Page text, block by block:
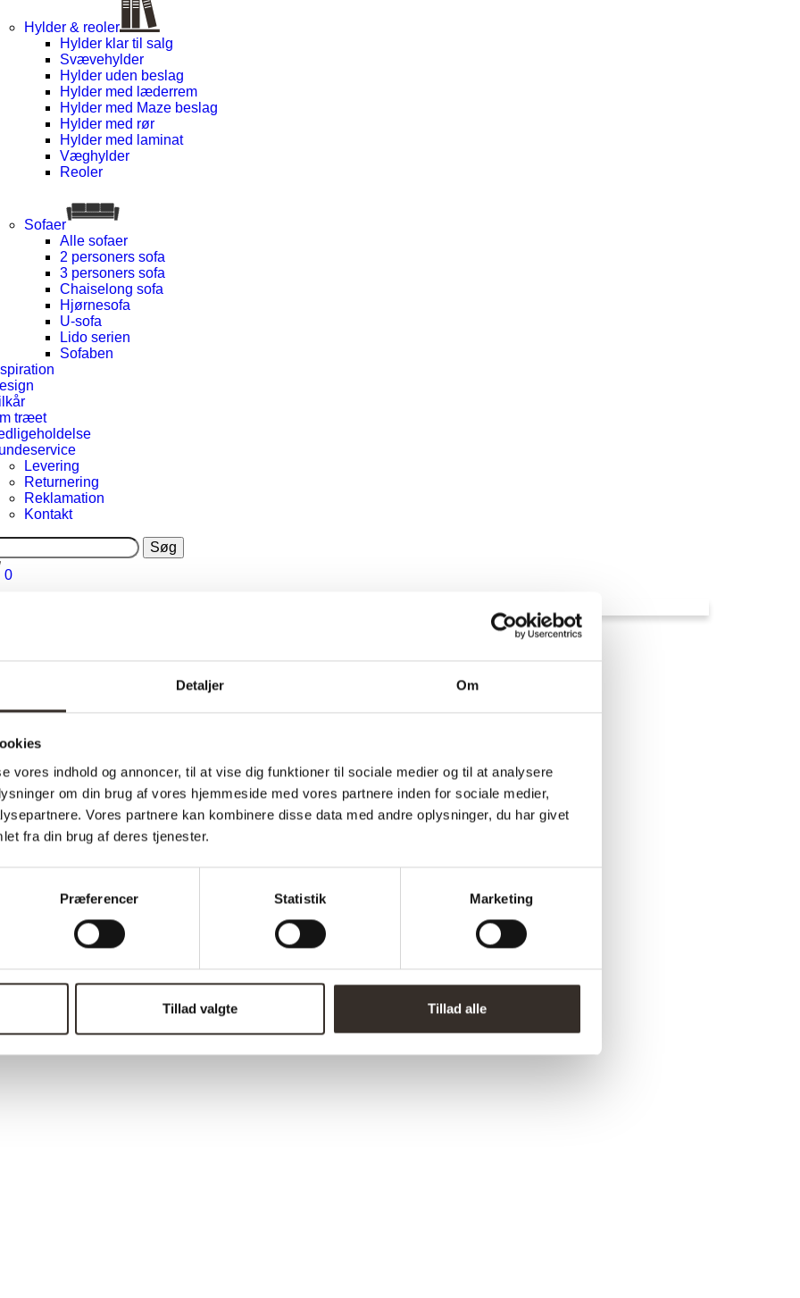
Detaljer Om
vores indhold og annoncer, til at vise dig funktioner til sociale medier og til at analysere
om din brug af vores hjemmeside med vores partnere inden for sociale medier,
Vores partnere kan kombinere disse data med andre oplysninger, du har givet
fra din brug af deres tjenester.
Præferencer Statistik Marketing
Tillad valgte Tillad alle
Hylder & reoler
Hylder klar til salg
Svævehylder
Hylder uden beslag
Hylder med læderrem
Hylder med Maze beslag
Hylder med rør
Hylder med laminat
Væghylder
Reoler
Sofaer
Alle sofaer
2 personers sofa
3 personers sofa
Chaiselong sofa
Hjørnesofa
U-sofa
Lido serien
Sofaben
træet
Levering
Returnering
Reklamation
Kontakt
0